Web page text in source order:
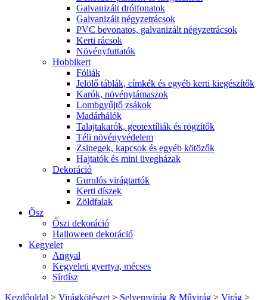
Galvanizált drótfonatok
Galvanizált négyzetrácsok
PVC bevonatos, galvanizált négyzetrácsok
Kerti rácsok
Növényfuttatók
Hobbikert
Fóliák
Jelölő táblák, címkék és egyéb kerti kiegészítők
Karók, növénytámaszok
Lombgyűjtő zsákok
Madárhálók
Talajtakarók, geotextíliák és rögzítők
Téli növényvédelem
Zsinegek, kapcsok és egyéb kötözők
Hajtatók és mini üvegházak
Dekoráció
Gurulós virágtartók
Kerti díszek
Zöldfalak
Ősz
Őszi dekoráció
Halloween dekoráció
Kegyelet
Angyal
Kegyeleti gyertya, mécses
Sírdísz
Kezdőoldal > Virágkötészet > Selyemvirág & Művirág > Virág >